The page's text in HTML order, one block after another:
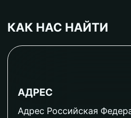
КАК НАС НАЙТИ
АДРЕС
Адрес Российская